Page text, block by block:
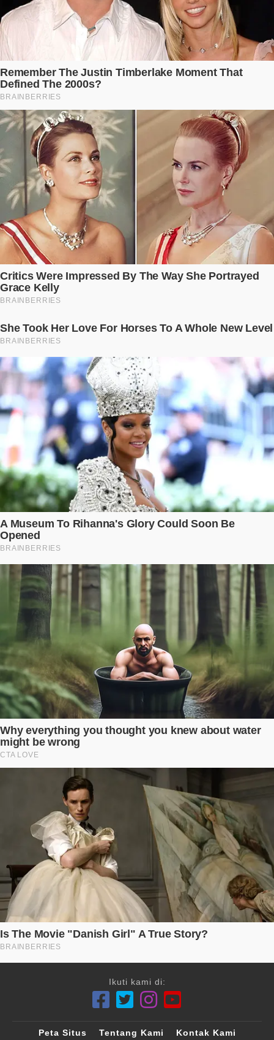
Ikuti kami di:
Peta Situs Tentang Kami Kontak Kami